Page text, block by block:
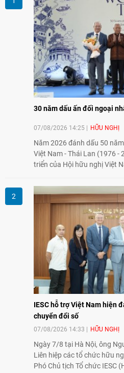
30 năm dấu ấn đối ngoại
07/08/2026 14:25 HỮU NGHỊ
Năm 2026 đánh dấu 50
Việt Nam - Thái Lan (1976 -
triển của Hội hữu nghị Việt
tình hữu nghị, đồng thời
giao lưu truyền thống sang
nghiệp, giáo dục, văn hóa
cường sự hiểu biết và hợp
IESC hỗ trợ Việt Nam hiện
chuyển đổi số
07/08/2026 14:33 HỮU NGHỊ
Ngày 7/8 tại Hà Nội, ông
Liên hiệp các tổ chức hữu
Phó Chủ tịch Tổ chức IESC